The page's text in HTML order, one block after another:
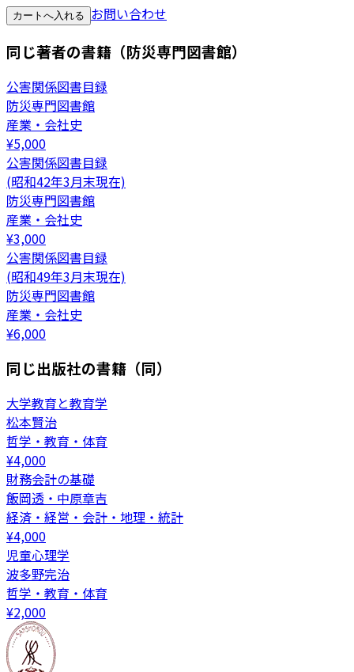
カートへ入れる お問い合わせ
同じ著者の書籍（防災専門図書館）
公害関係図書目録
防災専門図書館
産業・会社史
¥5,000
公害関係図書目録
(昭和42年3月末現在)
防災専門図書館
産業・会社史
¥3,000
公害関係図書目録
(昭和49年3月末現在)
防災専門図書館
産業・会社史
¥6,000
同じ出版社の書籍（同）
大学教育と教育学
松本賢治
哲学・教育・体育
¥4,000
財務会計の基礎
飯岡透・中原章吉
経済・経営・会計・地理・統計
¥4,000
児童心理学
波多野完治
哲学・教育・体育
¥2,000